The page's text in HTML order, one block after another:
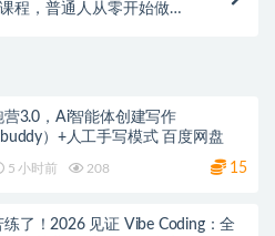
程，普通人从零开始做AI
3.0，Ai智能体创建写作
skill（workbuddy）+人工手写模式 百度网盘
5 小时前 208 15
了！2026 见证 Vibe Coding：全